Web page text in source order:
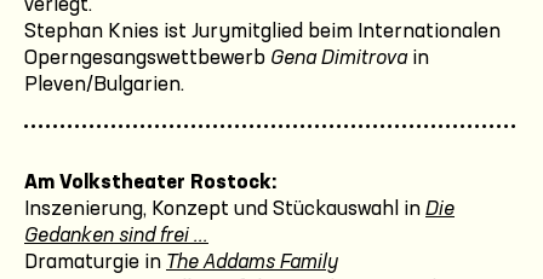
verlegt.
Stephan Knies ist Jurymitglied beim Internationalen
Operngesangswettbewerb Gena Dimitrovain
Pleven/Bulgarien.
Am Volkstheater Rostock:
Inszenierung, Konzept und Stückauswahl in Die
Gedanken sind frei ...
Dramaturgie in The Addams Family